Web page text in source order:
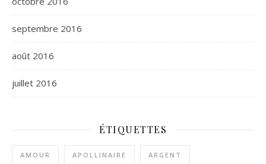
septembre 2016
août 2016
juillet 2016
ÉTIQUETTES
AMOUR APOLLINAIRE ARGENT